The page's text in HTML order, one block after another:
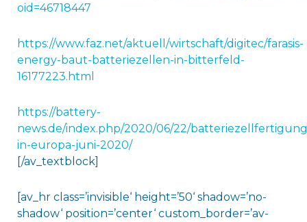
oid=46718447
https://www.faz.net/aktuell/wirtschaft/digitec/farasis-
energy-baut-batteriezellen-in-bitterfeld-
16177223.html
https://battery-
news.de/index.php/2020/06/22/
in-europa-juni-2020/
[/av_textblock]
[av_hr class=’invisible‘ height=’50‘ shadow=’no-
shadow‘ position=’center‘ custom_border=’av-